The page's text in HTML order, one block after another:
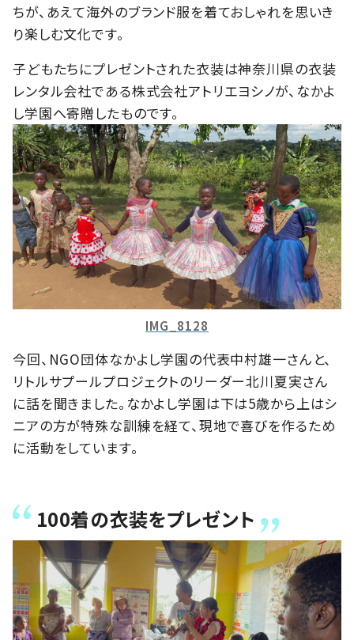
ちが、あえて海外のブランド服を着ておしゃれを思いき
り楽しむ文化です。
子どもたちにプレゼントされた衣装は神奈川県の衣装
レンタル会社である株式会社アトリエヨシノが、なかよ
し学園へ寄贈したものです。
IMG_8128
今回、NGO団体なかよし学園の代表中村雄一さんと、
リトルサプールプロジェクトのリーダー北川夏実さん
に話を聞きました。なかよし学園は下は5歳から上はシ
ニアの方が特殊な訓練を経て、現地で喜びを作るため
に活動をしています。
100着の衣装をプレゼント